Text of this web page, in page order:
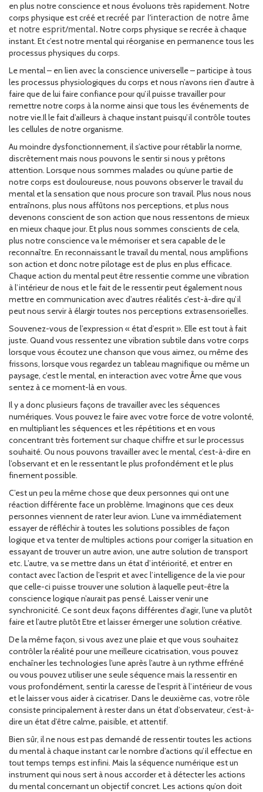
en plus notre conscience et nous évoluons très rapidement. Notre
corps physique est créé et recréé par l’interaction de notre âme
et notre esprit/mental. Notre corps physique se recrée à chaque
instant. Et c’est notre mental qui réorganise en permanence tous les
processus physiques du corps.
Le mental – en lien avec la conscience universelle – participe à tous
les processus physiologiques du corps et nous n’avons rien d’autre à
faire que de lui faire confiance pour qu’il puisse travailler pour
remettre notre corps à la norme ainsi que tous les événements de
notre vie.Il le fait d’ailleurs à chaque instant puisqu’il contrôle toutes
les cellules de notre organisme.
Au moindre dysfonctionnement, il s’active pour rétablir la norme,
discrètement mais nous pouvons le sentir si nous y prêtons
attention. Lorsque nous sommes malades ou qu’une partie de
notre corps est douloureuse, nous pouvons observer le travail du
mental et la sensation que nous procure son travail. Plus nous nous
entraînons, plus nous affûtons nos perceptions, et plus nous
devenons conscient de son action que nous ressentons de mieux
en mieux chaque jour. Et plus nous sommes conscients de cela,
plus notre conscience va le mémoriser et sera capable de le
reconnaître. En reconnaissant le travail du mental, nous amplifions
son action et donc notre pilotage est de plus en plus efficace.
Chaque action du mental peut être ressentie comme une vibration
à l’intérieur de nous et le fait de le ressentir peut également nous
mettre en communication avec d’autres réalités c’est-à-dire qu’il
peut nous servir à élargir toutes nos perceptions extrasensorielles.
Souvenez-vous de l’expression « état d’esprit ». Elle est tout à fait
juste. Quand vous ressentez une vibration subtile dans votre corps
lorsque vous écoutez une chanson que vous aimez, ou même des
frissons, lorsque vous regardez un tableau magnifique ou même un
paysage, c’est le mental, en interaction avec votre Âme que vous
sentez à ce moment-là en vous.
Il y a donc plusieurs façons de travailler avec les séquences
numériques. Vous pouvez le faire avec votre force de votre volonté,
en multipliant les séquences et les répétitions et en vous
concentrant très fortement sur chaque chiffre et sur le processus
souhaité. Ou nous pouvons travailler avec le mental, c’est-à-dire en
l’observant et en le ressentant le plus profondément et le plus
finement possible.
C’est un peu la même chose que deux personnes qui ont une
réaction différente face un problème. Imaginons que ces deux
personnes viennent de rater leur avion. L’une va immédiatement
essayer de réfléchir à toutes les solutions possibles de façon
logique et va tenter de multiples actions pour corriger la situation en
essayant de trouver un autre avion, une autre solution de transport
etc. L’autre, va se mettre dans un état d’intériorité, et entrer en
contact avec l’action de l’esprit et avec l’intelligence de la vie pour
que celle-ci puisse trouver une solution à laquelle peut-être la
conscience logique n’aurait pas pensé. Laisser venir une
synchronicité. Ce sont deux façons différentes d’agir, l’une va plutôt
faire et l’autre plutôt Etre et laisser émerger une solution créative.
De la même façon, si vous avez une plaie et que vous souhaitez
contrôler la réalité pour une meilleure cicatrisation, vous pouvez
enchaîner les technologies l’une après l’autre à un rythme effréné
ou vous pouvez utiliser une seule séquence mais la ressentir en
vous profondément, sentir la caresse de l’esprit à l’intérieur de vous
et le laisser vous aider à cicatriser. Dans le deuxième cas, votre rôle
consiste principalement à rester dans un état d’observateur, c’est-à-
dire un état d’être calme, paisible, et attentif.
Bien sûr, il ne nous est pas demandé de ressentir toutes les actions
du mental à chaque instant car le nombre d’actions qu’il effectue en
tout temps temps est infini. Mais la séquence numérique est un
instrument qui nous sert à nous accorder et à détecter les actions
du mental concernant un objectif concret. Les actions qu’on doit